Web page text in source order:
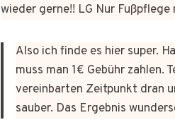
wieder gerne!! LG Nur
Also ich finde es hier super.
muss man 1€ Gebühr
vereinbarten Zeitpunkt dran
sauber. Das Ergebnis